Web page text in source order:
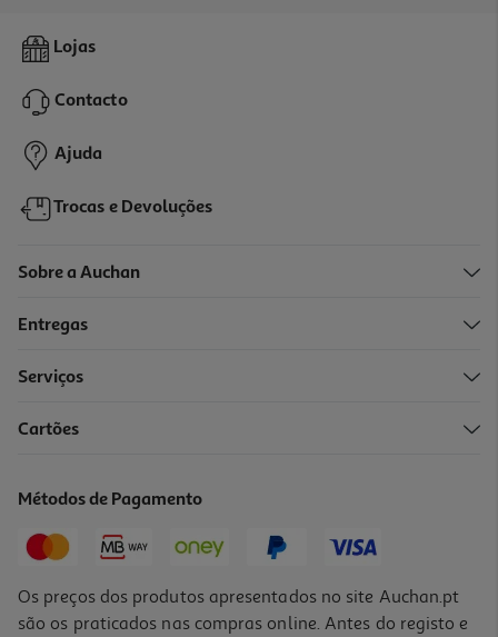
Framboesas Origens Bio 280g
5,99 €
Lojas
Contacto
Ajuda
Trocas e Devoluções
Sobre a Auchan
Entregas
Serviços
Cartões
Métodos de Pagamento
Os preços dos produtos apresentados no site Auchan.pt
são os praticados nas compras online. Antes do registo e